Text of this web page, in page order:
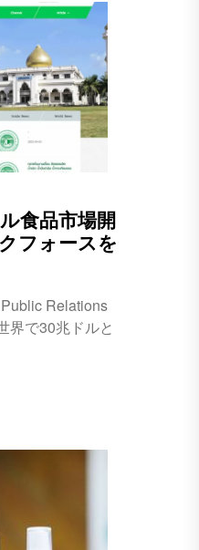
食品市場開
フォースを
Relations
界で30兆ドルと